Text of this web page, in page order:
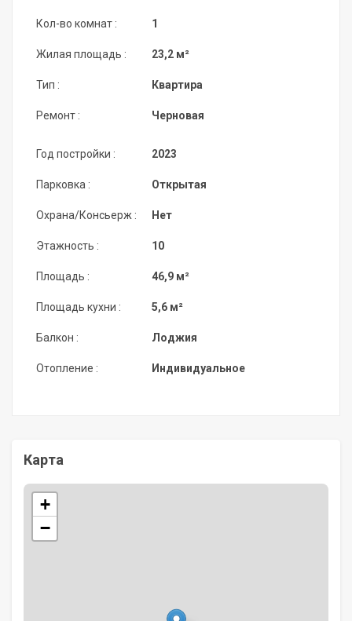
Кол-во комнат :
Жилая площадь :
Тип :
Ремонт :
1
23,2 м²
Квартира
Черновая
Год постройки :
Парковка :
Охрана/Консьерж :
Этажность :
Площадь :
Площадь кухни :
Балкон :
Отопление :
2023
Открытая
Нет
10
46,9 м²
5,6 м²
Лоджия
Индивидуальное
Карта
+
−